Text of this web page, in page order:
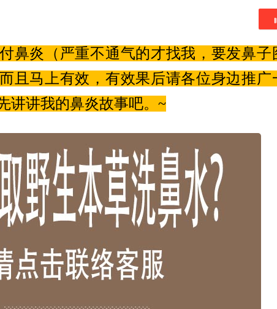
鼻炎（严重不通气的才找我，要发鼻子
且马上有效，有效果后请各位身边推广
讲讲我的鼻炎故事吧。~